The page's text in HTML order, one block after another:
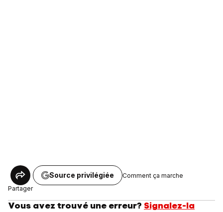
Partager
Source privilégiée Comment ça marche
Vous avez trouvé une erreur? Signalez-la